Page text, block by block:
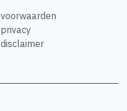
voorwaarden
privacy
disclaimer